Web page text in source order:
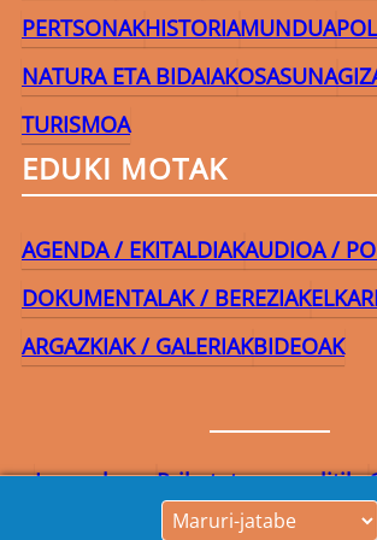
PERTSONAKHISTORIAMUNDUA
NATURA ETA BIDAIAKOSASUNA
TURISMOA
EDUKI MOTAK
AGENDA / EKITALDIAKAUDIOA /
DOKUMENTALAK / BEREZIAK
ARGAZKIAK / GALERIAKBIDEOAK
Lege-oharraPribatutasun-politika